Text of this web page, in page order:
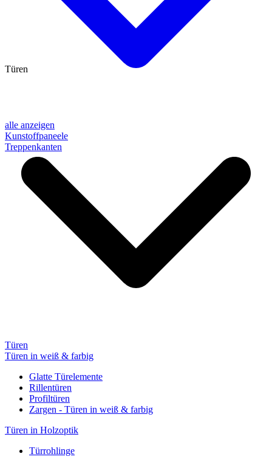
alle anzeigen
Kunstoffpaneele
Treppenkanten
Türen
Türen
Türen in weiß & farbig
Glatte Türelemente
Rillentüren
Profiltüren
Zargen - Türen in weiß & farbig
Türen in Holzoptik
Türrohlinge